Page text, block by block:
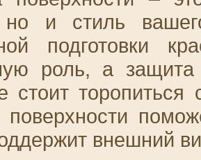
но и стиль
подготовки
роль, а защита
стоит
поверхности
внешний